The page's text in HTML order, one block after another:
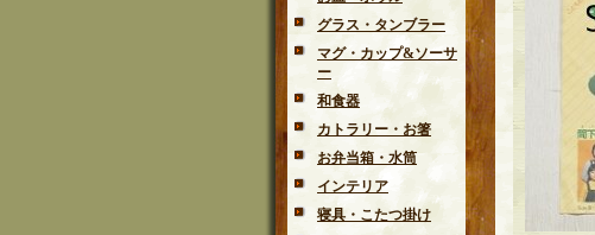
グラス・タンブラー
マグ・カップ&ソーサ
ー
和食器
カトラリー・お箸
お弁当箱・水筒
インテリア
寝具・こたつ掛け